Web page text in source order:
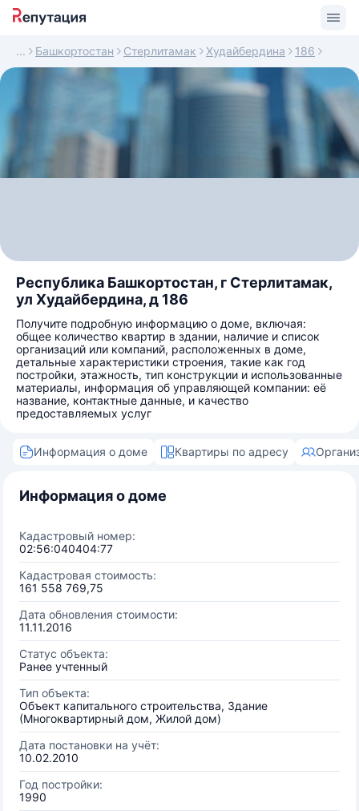
Башкортостан Стерлитамак Худайбердина 186
Республика Башкортостан, г Стерлитамак,
ул Худайбердина, д 186
Получите подробную информацию о доме, включая:
общее количество квартир в здании, наличие и список
организаций или компаний, расположенных в доме,
детальные характеристики строения, такие как год
постройки, этажность, тип конструкции и использованные
материалы, информация об управляющей компании: её
название, контактные данные, и качество
предоставляемых услуг
Информация о доме Квартиры по адресу
Информация о доме
Кадастровый номер:
02:56:040404:77
Кадастровая стоимость:
161 558 769,75
Дата обновления стоимости:
11.11.2016
Статус объекта:
Ранее учтенный
Тип объекта:
Объект капитального строительства, Здание
(Многоквартирный дом, Жилой дом)
Дата постановки на учёт:
10.02.2010
Год постройки:
1990